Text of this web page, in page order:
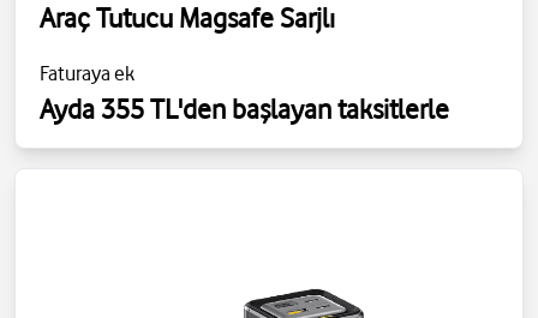
Araç Tutucu Magsafe Sarjlı
Faturaya ek
Ayda 355 TL'den başlayan taksitlerle